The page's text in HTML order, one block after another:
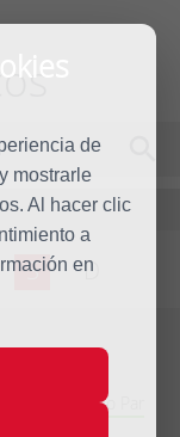
de
mostrarle
Al hacer clic
a
en
S D
- Año Par